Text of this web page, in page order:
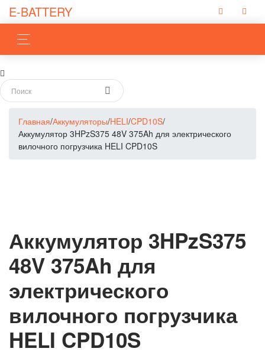
E-BATTERY
Главная/Аккумуляторы/HELI/CPD10S/
Аккумулятор 3HPzS375 48V 375Ah для электрического
вилочного погрузчика HELI CPD10S
Аккумулятор 3HPzS375
48V 375Ah для
электрического
вилочного погрузчика
HELI CPD10S